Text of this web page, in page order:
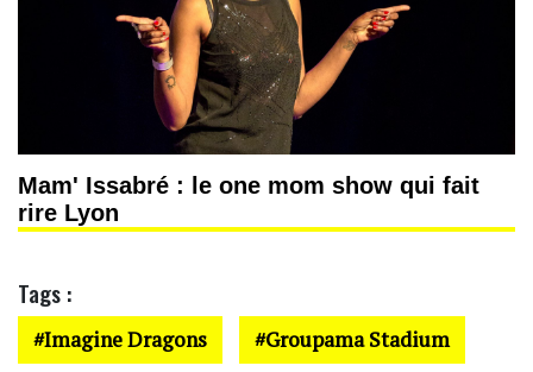
Mam' Issabré : le one mom show qui fait
rire Lyon
Tags :
Imagine Dragons Groupama Stadium